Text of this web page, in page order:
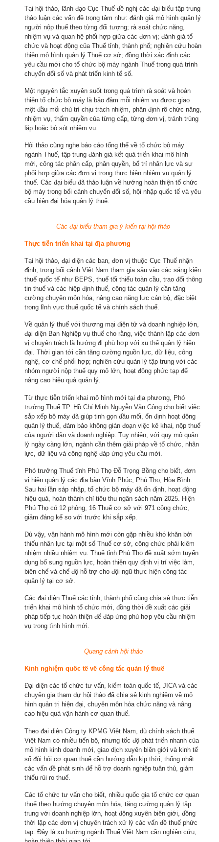
Tại hội thảo, lãnh đạo Cục Thuế đề nghị các đại biểu tập trung
thảo luận các vấn đề trọng tâm như: đánh giá mô hình quản lý
người nộp thuế theo từng đối tượng; rà soát chức năng,
nhiệm vụ và quan hệ phối hợp giữa các đơn vị; đánh giá tổ
chức và hoạt động của Thuế tỉnh, thành phố; nghiên cứu hoàn
thiện mô hình quản lý Thuế cơ sở; đồng thời xác định các
yêu cầu mới cho tổ chức bộ máy ngành Thuế trong quá trình
chuyển đổi số và phát triển kinh tế số.
Một nguyên tắc xuyên suốt trong quá trình rà soát và hoàn
thiện tổ chức bộ máy là bảo đảm mỗi nhiệm vụ được giao
một đầu mối chủ trì chịu trách nhiệm, phân định rõ chức năng,
nhiệm vụ, thẩm quyền của từng cấp, từng đơn vị, tránh trùng
lặp hoặc bỏ sót nhiệm vụ.
Hội thảo cũng nghe báo cáo tổng thể về tổ chức bộ máy
ngành Thuế, tập trung đánh giá kết quả triển khai mô hình
mới, công tác phân cấp, phân quyền, bố trí nhân lực và sự
phối hợp giữa các đơn vị trong thực hiện nhiệm vụ quản lý
thuế. Các đại biểu đã thảo luận về hướng hoàn thiện tổ chức
bộ máy trong bối cảnh chuyển đổi số, hội nhập quốc tế và yêu
cầu hiện đại hóa quản lý thuế.
Các đại biểu tham gia ý kiến tại hội thảo
Thực tiễn triển khai tại địa phương
Tại hội thảo, đại diện các ban, đơn vị thuộc Cục Thuế nhận
định, trong bối cảnh Việt Nam tham gia sâu vào các sáng kiến
thuế quốc tế như BEPS, thuế tối thiểu toàn cầu, trao đổi thông
tin thuế và các hiệp định thuế, công tác quản lý cần tăng
cường chuyên môn hóa, nâng cao năng lực cán bộ, đặc biệt
trong lĩnh vực thuế quốc tế và chính sách thuế.
Về quản lý thuế với thương mại điện tử và doanh nghiệp lớn,
đại diện Ban Nghiệp vụ thuế cho rằng, việc thành lập các đơn
vị chuyên trách là hướng đi phù hợp với xu thế quản lý hiện
đại. Thời gian tới cần tăng cường nguồn lực, dữ liệu, công
nghệ, cơ chế phối hợp; nghiên cứu quản lý tập trung với các
nhóm người nộp thuế quy mô lớn, hoạt động phức tạp để
nâng cao hiệu quả quản lý.
Từ thực tiễn triển khai mô hình mới tại địa phương, Phó
trưởng Thuế TP. Hồ Chí Minh Nguyễn Văn Công cho biết việc
sắp xếp bộ máy đã giúp tinh gọn đầu mối, ổn định hoạt động
quản lý thuế, đảm bảo không gián đoạn việc kê khai, nộp thuế
của người dân và doanh nghiệp. Tuy nhiên, với quy mô quản
lý ngày càng lớn, ngành cần thêm giải pháp về tổ chức, nhân
lực, dữ liệu và công nghệ đáp ứng yêu cầu mới.
Phó trưởng Thuế tỉnh Phú Thọ Đỗ Trọng Bồng cho biết, đơn
vị hiện quản lý các địa bàn Vĩnh Phúc, Phú Thọ, Hòa Bình.
Sau hai lần sáp nhập, tổ chức bộ máy đã ổn định, hoạt động
hiệu quả, hoàn thành chỉ tiêu thu ngân sách năm 2025. Hiện
Phú Thọ có 12 phòng, 16 Thuế cơ sở với 971 công chức,
giảm đáng kể so với trước khi sắp xếp.
Dù vậy, vận hành mô hình mới còn gặp nhiều khó khăn bởi
thiếu nhân lực tại một số Thuế cơ sở, công chức phải kiêm
nhiệm nhiều nhiệm vụ. Thuế tỉnh Phú Thọ đề xuất sớm tuyển
dụng bổ sung nguồn lực, hoàn thiện quy định vị trí việc làm,
biên chế và chế độ hỗ trợ cho đội ngũ thực hiện công tác
quản lý tại cơ sở.
Các đại diện Thuế các tỉnh, thành phố cũng chia sẻ thực tiễn
triển khai mô hình tổ chức mới, đồng thời đề xuất các giải
pháp tiếp tục hoàn thiện để đáp ứng phù hợp yêu cầu nhiệm
vụ trong tình hình mới.
Quang cảnh hội thảo
Kinh nghiệm quốc tế về công tác quản lý thuế
Đại diện các tổ chức tư vấn, kiểm toán quốc tế, JICA và các
chuyên gia tham dự hội thảo đã chia sẻ kinh nghiệm về mô
hình quản trị hiện đại, chuyên môn hóa chức năng và nâng
cao hiệu quả vận hành cơ quan thuế.
Theo đại diện Công ty KPMG Việt Nam, dù chính sách thuế
Việt Nam có nhiều tiến bộ, nhưng tốc độ phát triển nhanh của
mô hình kinh doanh mới, giao dịch xuyên biên giới và kinh tế
số đòi hỏi cơ quan thuế cần hướng dẫn kịp thời, thống nhất
các vấn đề phát sinh để hỗ trợ doanh nghiệp tuân thủ, giảm
thiểu rủi ro thuế.
Các tổ chức tư vấn cho biết, nhiều quốc gia tổ chức cơ quan
thuế theo hướng chuyên môn hóa, tăng cường quản lý tập
trung với doanh nghiệp lớn, hoạt động xuyên biên giới, đồng
thời lập các đơn vị chuyên trách xử lý các vấn đề thuế phức
tạp. Đây là xu hướng ngành Thuế Việt Nam cần nghiên cứu,